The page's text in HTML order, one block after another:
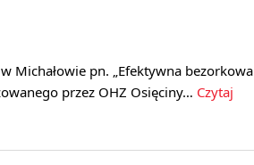
Michałowie pn. „Efektywna bezorkowa
przez OHZ Osięciny… Czytaj